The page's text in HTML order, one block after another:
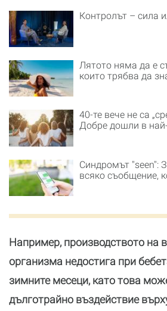
Контролът – сила
Лятото няма да е
които трябва да
40-те вече не са
Добре дошли в
Синдромът "seen":
всяко съобщение,
Например, производството на
организма недостига при
зимните месеци, като това
дълготрайно въздействие